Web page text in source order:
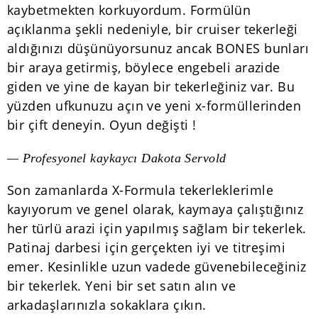
kaybetmekten korkuyordum. Formülün
açıklanma şekli nedeniyle, bir cruiser tekerleği
aldığınızı düşünüyorsunuz ancak BONES bunları
bir araya getirmiş, böylece engebeli arazide
giden ve yine de kayan bir tekerleğiniz var. Bu
yüzden ufkunuzu açın ve yeni x-formüllerinden
bir çift deneyin. Oyun değişti !
— Profesyonel kaykaycı Dakota Servold
Son zamanlarda X-Formula tekerleklerimle
kayıyorum ve genel olarak, kaymaya çalıştığınız
her türlü arazi için yapılmış sağlam bir tekerlek.
Patinaj darbesi için gerçekten iyi ve titreşimi
emer. Kesinlikle uzun vadede güvenebileceğiniz
bir tekerlek. Yeni bir set satın alın ve
arkadaşlarınızla sokaklara çıkın.